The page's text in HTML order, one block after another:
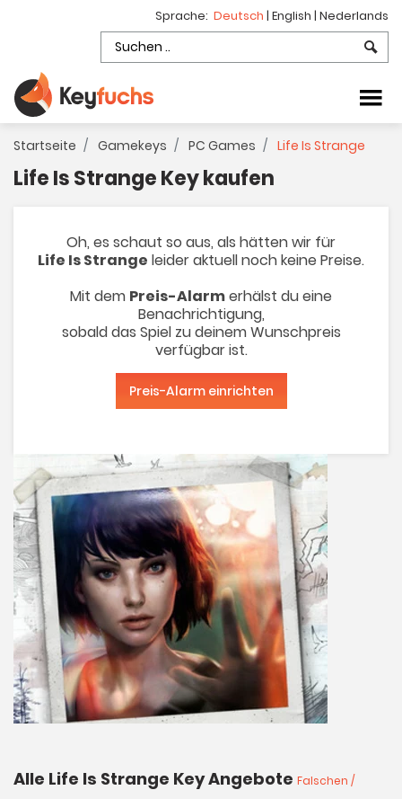
Sprache: Deutsch | English | Nederlands
Startseite Gamekeys PC Games Life Is Strange
Life Is Strange Key kaufen
Oh, es schaut so aus, als hätten wir für
Life Is Strange leider aktuell noch keine Preise.
Mit dem Preis-Alarmerhälst du eine
Benachrichtigung,
sobald das Spiel zu deinem Wunschpreis
verfügbar ist.
Preis-Alarm einrichten
Alle Life Is Strange Key Angebote Falschen /